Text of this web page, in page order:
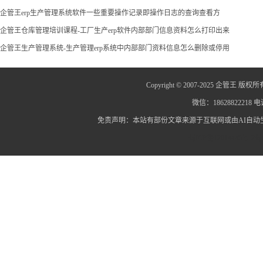
企管王erp生产管理系统软件一些重要操作记录即操作日志的查询查看方
企管王仓库管理培训课程-工厂生产erp软件内部部门信息资料怎么打印出来
企管王生产管理系统-生产管理erp系统中内部部门资料信息怎么删除或停用
Copyright © 2007-2025 企管王 版权所
微信：18628822218
免责声明：本站有部份文章来源于互联网或由AI自